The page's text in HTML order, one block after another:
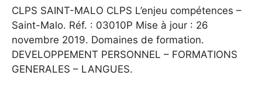
CLPS SAINT-MALO CLPS L’enjeu compétences –
Saint-Malo. Réf. : 03010P Mise à jour : 26
novembre 2019. Domaines de formation.
DEVELOPPEMENT PERSONNEL – FORMATIONS
GENERALES – LANGUES.